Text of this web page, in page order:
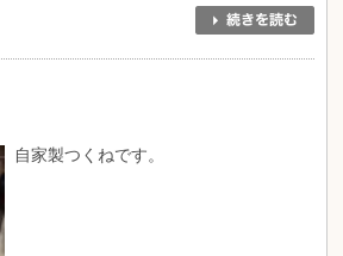
自家製つくねです。